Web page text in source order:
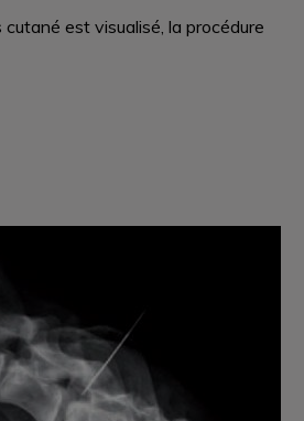
est visualisé, la procédure